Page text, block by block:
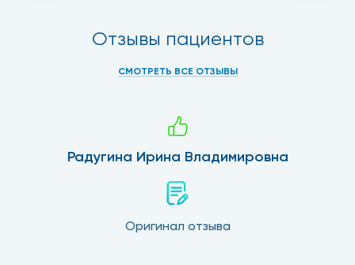
Отзывы пациентов
СМОТРЕТЬ ВСЕ ОТЗЫВЫ
Радугина Ирина Владимировна
Оригинал отзыва